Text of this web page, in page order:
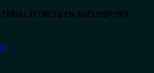
FITNESS EN SUELOSPORT